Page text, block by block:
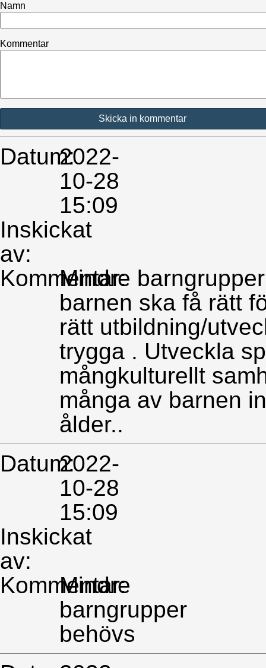
Kommentarer
Skriv
kommentar
Namn
Kommentar
Kommentarer
Datum:2022-
10-28
15:09
Inskickat
av:
Kommentar:
Mindre
barnen ska få rätt
rätt utbildning/
trygga . Utveckla
mångkulturellt
många av barnen
ålder..
Datum:2022-
10-28
15:09
Inskickat
av:
Kommentar:
Mindre
barngrupper
behövs